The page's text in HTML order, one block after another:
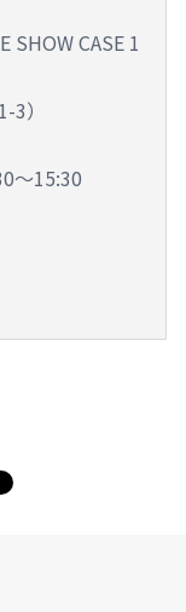
SHOW CASE 1
）
～15:30